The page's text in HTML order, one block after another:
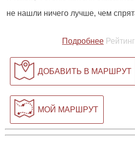
не нашли ничего лучше, чем
Подробнее
ДОБАВИТЬ В МАРШРУТ
МОЙ МАРШРУТ